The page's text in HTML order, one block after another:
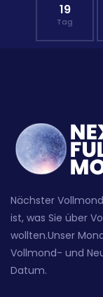
19
Tag
Nächster
ist, was Sie über
wollten.Unser
Vollmond- und
Datum.